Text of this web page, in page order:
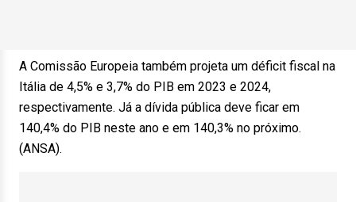
A Comissão Europeia também projeta um déficit fiscal na
Itália de 4,5% e 3,7% do PIB em 2023 e 2024,
respectivamente. Já a dívida pública deve ficar em
140,4% do PIB neste ano e em 140,3% no próximo.
(ANSA).